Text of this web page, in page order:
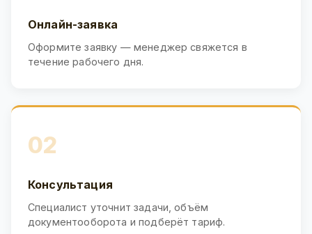
Онлайн-заявка
Оформите заявку — менеджер свяжется в
течение рабочего дня.
02
Консультация
Специалист уточнит задачи, объём
документооборота и подберёт тариф.